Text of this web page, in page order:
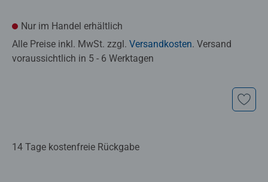
Nur im Handel erhältlich
Alle Preise inkl. MwSt. zzgl. Versandkosten. Versand
voraussichtlich in 5 - 6 Werktagen
14 Tage kostenfreie Rückgabe